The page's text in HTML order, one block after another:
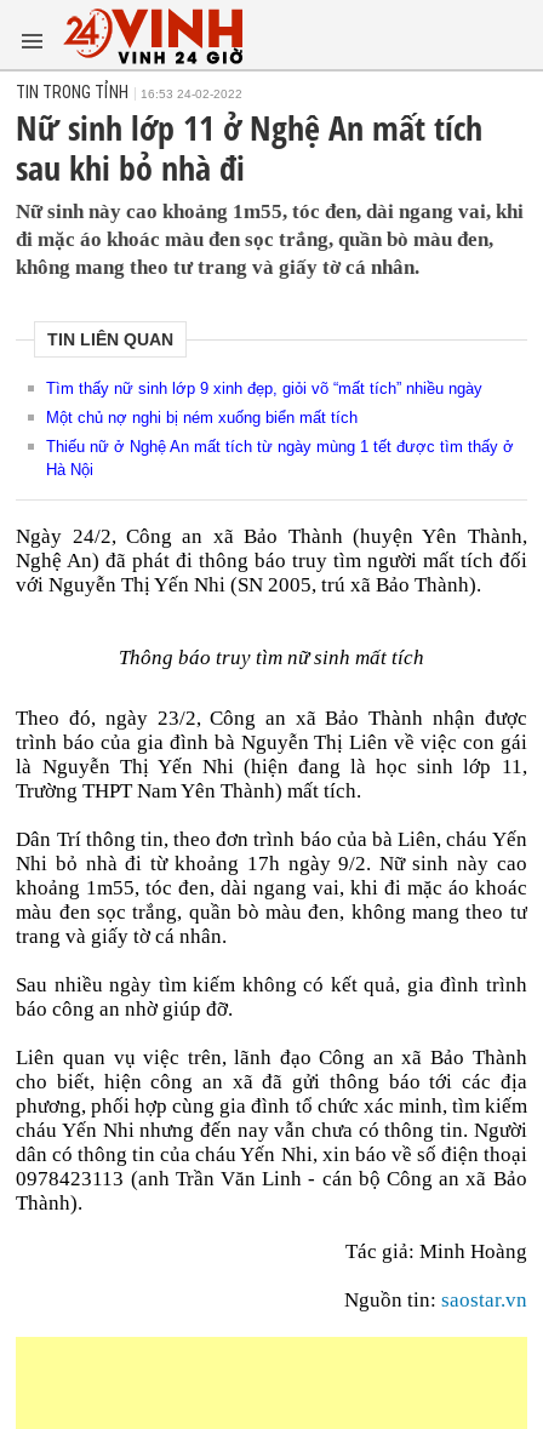
TIN TRONG TỈNH 16:53 24-02-2022
Nữ sinh lớp 11 ở Nghệ An mất tích
sau khi bỏ nhà đi
Nữ sinh này cao khoảng 1m55, tóc đen, dài ngang vai, khi
đi mặc áo khoác màu đen sọc trắng, quần bò màu đen,
không mang theo tư trang và giấy tờ cá nhân.
TIN LIÊN QUAN
Tìm thấy nữ sinh lớp 9 xinh đẹp, giỏi võ “mất tích” nhiều ngày
Một chủ nợ nghi bị ném xuống biển mất tích
Thiếu nữ ở Nghệ An mất tích từ ngày mùng 1 tết được tìm thấy ở
Hà Nội
Ngày 24/2, Công an xã Bảo Thành (huyện Yên Thành,
Nghệ An) đã phát đi thông báo truy tìm người mất tích đối
với Nguyễn Thị Yến Nhi (SN 2005, trú xã Bảo Thành).
Thông báo truy tìm nữ sinh mất tích
Theo đó, ngày 23/2, Công an xã Bảo Thành nhận được
trình báo của gia đình bà Nguyễn Thị Liên về việc con gái
là Nguyễn Thị Yến Nhi (hiện đang là học sinh lớp 11,
Trường THPT Nam Yên Thành) mất tích.
Dân Trí thông tin, theo đơn trình báo của bà Liên, cháu Yến
Nhi bỏ nhà đi từ khoảng 17h ngày 9/2. Nữ sinh này cao
khoảng 1m55, tóc đen, dài ngang vai, khi đi mặc áo khoác
màu đen sọc trắng, quần bò màu đen, không mang theo tư
trang và giấy tờ cá nhân.
Sau nhiều ngày tìm kiếm không có kết quả, gia đình trình
báo công an nhờ giúp đỡ.
Liên quan vụ việc trên, lãnh đạo Công an xã Bảo Thành
cho biết, hiện công an xã đã gửi thông báo tới các địa
phương, phối hợp cùng gia đình tổ chức xác minh, tìm kiếm
cháu Yến Nhi nhưng đến nay vẫn chưa có thông tin. Người
dân có thông tin của cháu Yến Nhi, xin báo về số điện thoại
0978423113 (anh Trần Văn Linh - cán bộ Công an xã Bảo
Thành).
Tác giả: Minh Hoàng
Nguồn tin: saostar.vn